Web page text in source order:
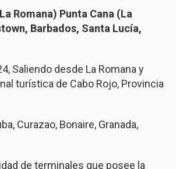
Romana) Punta Cana (La
Barbados, Santa Lucía,
Saliendo desde La Romana y
turística de Cabo Rojo, Provincia
Curazao, Bonaire, Granada,
de terminales que posee la